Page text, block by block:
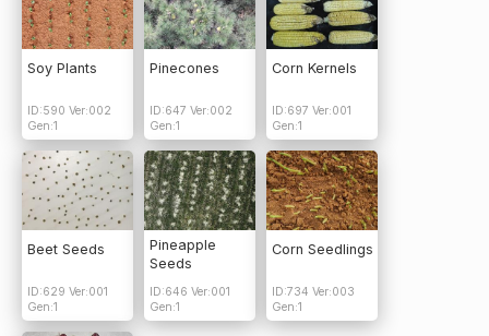
Soy Plants
ID:590 Ver:002
Gen:1
Pinecones
ID:647 Ver:002
Gen:1
Corn Kernels
ID:697 Ver:001
Gen:1
Beet Seeds
ID:629 Ver:001
Gen:1
Pineapple
Seeds
ID:646 Ver:001
Gen:1
Corn Seedlings
ID:734 Ver:003
Gen:1